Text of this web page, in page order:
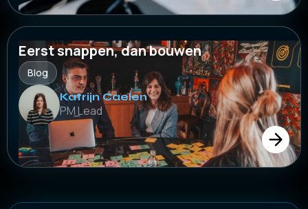
Eerst snappen, dan bouwen
Blog
Katrijn Caelen
PM Lead